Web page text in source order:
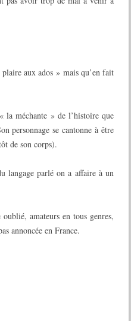
aux ados » mais qu’en fait
la méchante » de l’histoire que
personnage se cantonne à être
de son corps).
langage parlé on a affaire à un
amateurs en tous genres,
annoncée en France.